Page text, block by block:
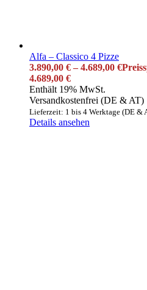
Alfa – Classico 4 Pizze
3.890,00 € –4.689,00 €
4.689,00 €
Enthält 19% MwSt.
Versandkostenfrei (DE & AT)
Lieferzeit: 1 bis 4 Werktage (DE &
Details ansehen